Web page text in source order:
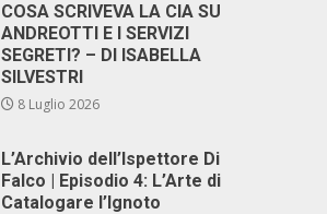
COSA SCRIVEVA LA CIA SU
ANDREOTTI E I SERVIZI
SEGRETI? – DI ISABELLA
SILVESTRI
8 Luglio 2026
L’Archivio dell’Ispettore Di
Falco | Episodio 4: L’Arte di
Catalogare l’Ignoto